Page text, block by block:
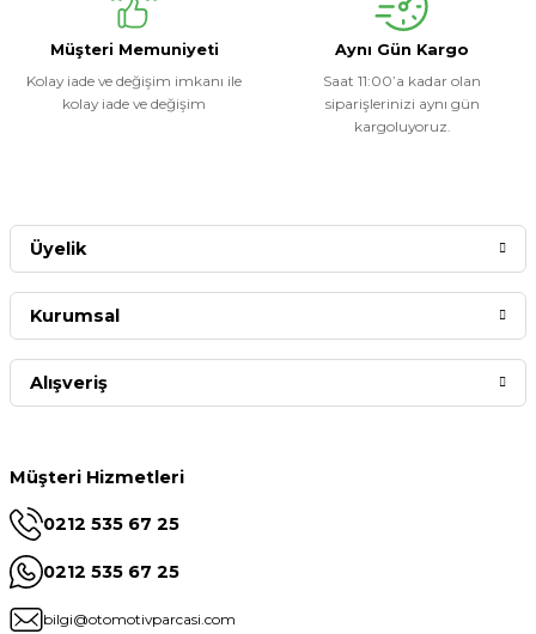
Müşteri Memuniyeti
Kolay iade ve değişim imkanı ile
kolay iade ve değişim
Aynı Gün Kargo
Saat 11:00’a kadar olan
siparişlerinizi aynı gün
kargoluyoruz.
Müşteri Hizmetleri
0212 535 67 25
0212 535 67 25
bilgi@otomotivparcasi.com
Üyelik
Kurumsal
Alışveriş